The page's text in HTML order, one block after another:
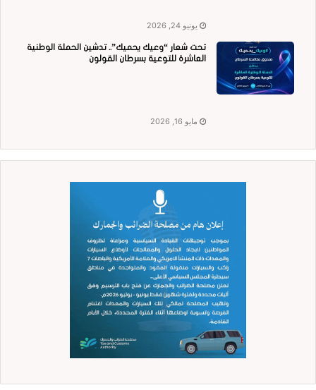
يونيو 24, 2026
تحت شعار “وعيك يحميك”.. تدشين الحملة الوطنية
العاشرة للتوعية بسرطان القولون
مايو 16, 2026